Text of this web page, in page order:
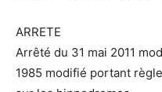
ARRETE
Arrêté du 31 mai 2011
1985 modifié portant